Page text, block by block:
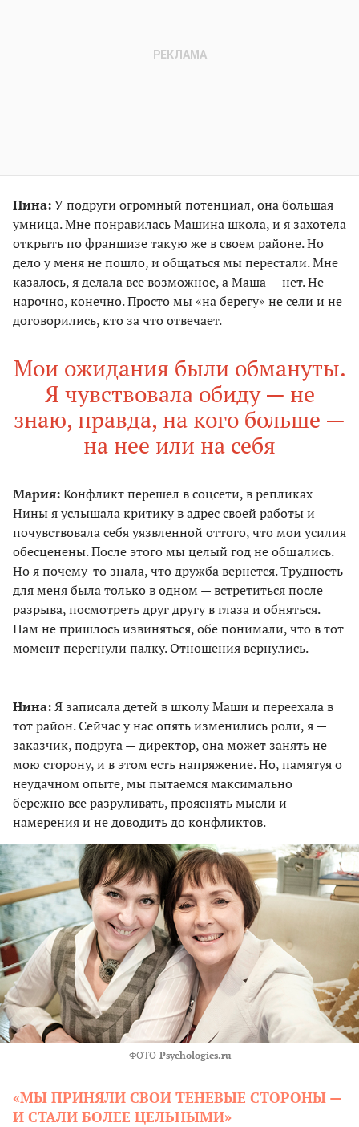
Нина:У подруги огромный потенциал, она большая
умница. Мне понравилась Машина школа, и я захотела
открыть по франшизе такую же в своем районе. Но
дело у меня не пошло, и общаться мы перестали. Мне
казалось, я делала все возможное, а Маша — нет. Не
нарочно, конечно. Просто мы «на берегу» не сели и не
договорились, кто за что отвечает.
Мои ожидания были обмануты.
Я чувствовала обиду — не
знаю, правда, на кого больше —
на нее или на себя
Мария:Конфликт перешел в соцсети, в репликах
Нины я услышала критику в адрес своей работы и
почувствовала себя уязвленной оттого, что мои усилия
обесценены. После этого мы целый год не общались.
Но я почему-то знала, что дружба вернется. Трудность
для меня была только в одном — встретиться после
разрыва, посмотреть друг другу в глаза и обняться.
Нам не пришлось извиняться, обе понимали, что в тот
момент перегнули палку. Отношения вернулись.
Нина:Я записала детей в школу Маши и переехала в
тот район. Сейчас у нас опять изменились роли, я —
заказчик, подруга — директор, она может занять не
мою сторону, и в этом есть напряжение. Но, памятуя о
неудачном опыте, мы пытаемся максимально
бережно все разруливать, прояснять мысли и
намерения и не доводить до конфликтов.
ФОТО Psychologies.ru
«МЫ ПРИНЯЛИ СВОИ ТЕНЕВЫЕ СТОРОНЫ —
И СТАЛИ БОЛЕЕ ЦЕЛЬНЫМИ»